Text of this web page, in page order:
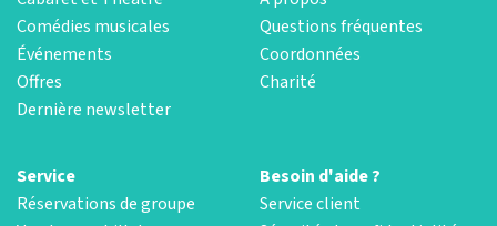
Comédies musicales
Événements
Offres
Dernière newsletter
Questions fréquentes
Coordonnées
Charité
Service
Réservations de groupe
Besoin d'aide ?
Service client